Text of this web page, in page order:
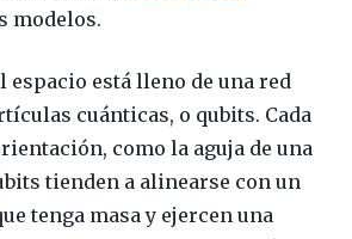
modelos.
espacio está lleno de una red
cuánticas, o qubits. Cada
como la aguja de una
tienden a alinearse con un
tenga masa y ejercen una